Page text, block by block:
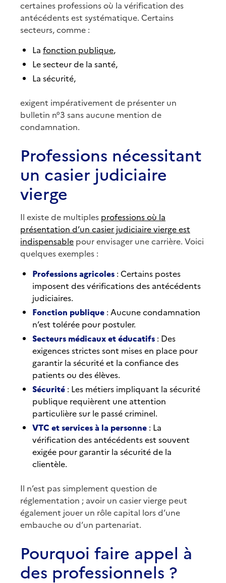
certaines professions où la vérification des
antécédents est systématique. Certains
secteurs, comme :
La fonction publique,
Le secteur de la santé,
La sécurité,
exigent impérativement de présenter un
bulletin n°3 sans aucune mention de
condamnation.
Professions nécessitant
un casier judiciaire
vierge
Il existe de multiples professions où la
présentation d’un casier judiciaire vierge est
indispensable pour envisager une carrière. Voici
quelques exemples :
Professions agricoles : Certains postes
imposent des vérifications des antécédents
judiciaires.
Fonction publique : Aucune condamnation
n’est tolérée pour postuler.
Secteurs médicaux et éducatifs : Des
exigences strictes sont mises en place pour
garantir la sécurité et la confiance des
patients ou des élèves.
Sécurité : Les métiers impliquant la sécurité
publique requièrent une attention
particulière sur le passé criminel.
VTC et services à la personne : La
vérification des antécédents est souvent
exigée pour garantir la sécurité de la
clientèle.
Il n’est pas simplement question de
réglementation ; avoir un casier vierge peut
également jouer un rôle capital lors d’une
embauche ou d’un partenariat.
Pourquoi faire appel à
des professionnels ?